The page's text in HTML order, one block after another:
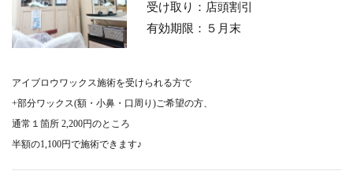
受け取り ：店頭割引
有効期限：５ 月末
アイブロウワックス施術を受けられる方で
+部分ワックス(額・小鼻・口周り)ご希望の方、
通常１箇所 2,200円のところ
半額の1,100円で施術できます♪